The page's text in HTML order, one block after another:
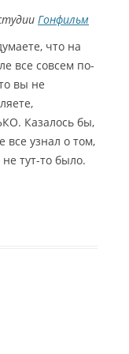
Гонфильм
что на
все совсем по-
вы не
Казалось бы,
все узнал о том,
тут-то было.